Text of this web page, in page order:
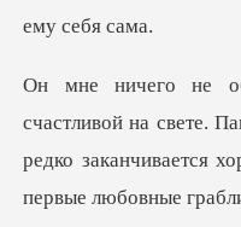
редко заканчивается